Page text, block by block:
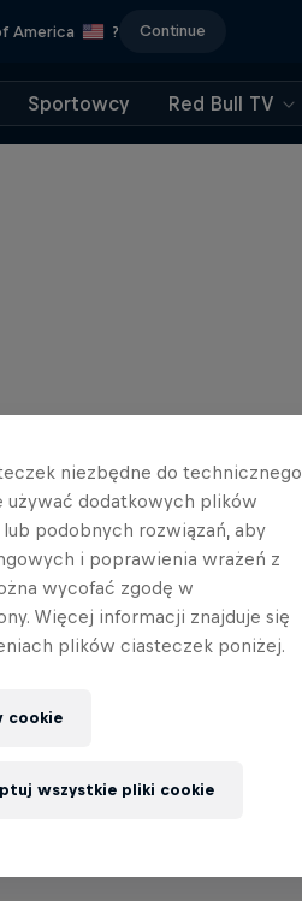
America ? Continue
Sportowcy Red Bull TV
niezbędne do technicznego
używać dodatkowych plików
podobnych rozwiązań, aby
i poprawienia wrażeń z
wycofać zgodę w
Więcej informacji znajduje się
plików ciasteczek poniżej.
cookie
wszystkie pliki cookie